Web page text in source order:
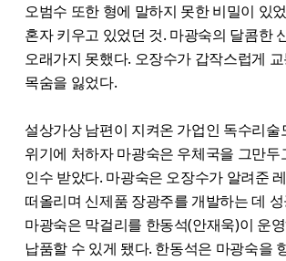
오범수 또한 형에 말하지 못한 비밀이 있
혼자 키우고 있었던 것. 마광숙의 달콤한
오래가지 못했다. 오장수가 갑작스럽게
목숨을 잃었다.
설상가상 남편이 지켜온 가업인 독수리술
위기에 처하자 마광숙은 우체국을 그만두
인수 받았다. 마광숙은 오장수가 알려준
떠올리며 신제품 장광주를 개발하는 데
마광숙은 막걸리를 한동석(안재욱)이 운
납품할 수 있게 됐다. 한동석은 마광숙을